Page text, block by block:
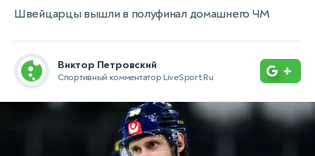
Швейцарцы вышли в полуфинал домашнего ЧМ
Виктор Петровский
Спортивный комментатор LiveSport.Ru +